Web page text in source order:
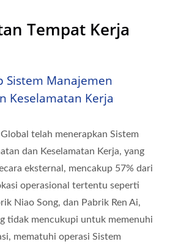
Tempat Kerja
Sistem Manajemen
Keselamatan Kerja
telah menerapkan Sistem
dan Keselamatan Kerja, yang
eksternal, mencakup 57% dari
operasional tertentu seperti
Niao Song, dan Pabrik Ren Ai,
tidak mencukupi untuk memenuhi
mematuhi operasi Sistem